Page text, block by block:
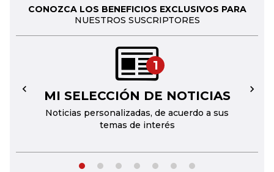
CONOZCA LOS BENEFICIOS EXCLUSIVOS PARA
NUESTROS SUSCRIPTORES
1
MI SELECCIÓN DE NOTICIAS
Noticias personalizadas, de acuerdo a sus
temas de interés
← →